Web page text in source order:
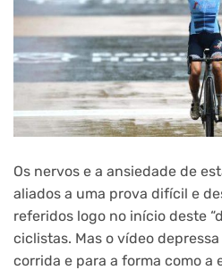
Os nervos e a ansiedade de
aliados a uma prova difícil e
referidos logo no início deste
ciclistas. Mas o vídeo
corrida e para a forma como a